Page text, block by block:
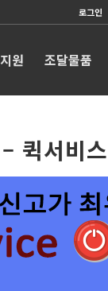
로그인
원 조달물품
퀵서비스